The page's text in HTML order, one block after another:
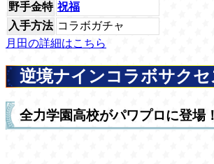
野手金特 祝福
入手方法 コラボガチャ
月田の詳細はこちら
逆境ナインコラボサクセ
全力学園高校がパワプロに登場！